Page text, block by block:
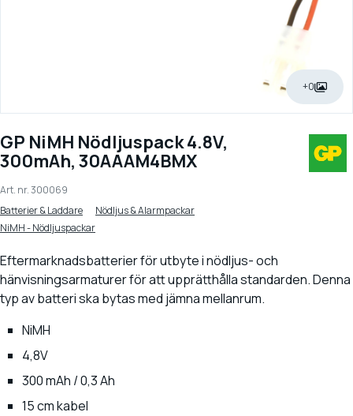
+0
GP NiMH Nödljuspack 4.8V,
300mAh, 30AAAM4BMX
Art. nr.300069
Batterier & Laddare
Nödljus & Alarmpackar
NiMH - Nödljuspackar
Eftermarknadsbatterier för utbyte i nödljus- och
hänvisningsarmaturer för att upprätthålla standarden. Denna
typ av batteri ska bytas med jämna mellanrum.
NiMH
4,8V
300 mAh / 0,3 Ah
15 cm kabel